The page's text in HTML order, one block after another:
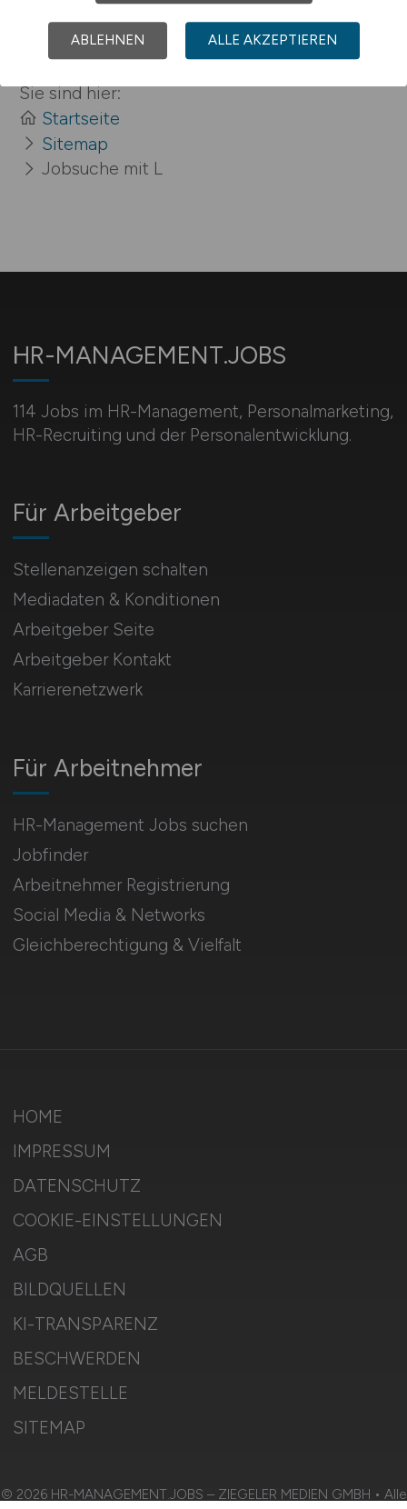
Sie sind hier:
Startseite
Sitemap
Jobsuche mit L
HR-MANAGEMENT.JOBS
114 Jobs im HR-Management, Personal­marketing,
HR-Recruiting und der Personalentwicklung.
Für Arbeitnehmer
HR-Management Jobs suchen
Jobfinder
Arbeitnehmer Registrierung
Social Media & Networks
Gleichberechtigung & Vielfalt
Für Arbeitgeber
Stellenanzeigen schalten
Mediadaten & Konditionen
Arbeitgeber Seite
Arbeitgeber Kontakt
Karrierenetzwerk
HOME
IMPRESSUM
DATENSCHUTZ
COOKIE-EINSTELLUNGEN
AGB
BILDQUELLEN
KI-TRANSPARENZ
BESCHWERDEN
MELDESTELLE
SITEMAP
© 2026 HR-MANAGEMENT.JOBS – ZIEGELER MEDIEN GMBH • Alle
ABLEHNEN ALLE AKZEPTIEREN